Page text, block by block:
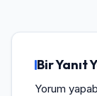
Bir Yanıt
Yorum